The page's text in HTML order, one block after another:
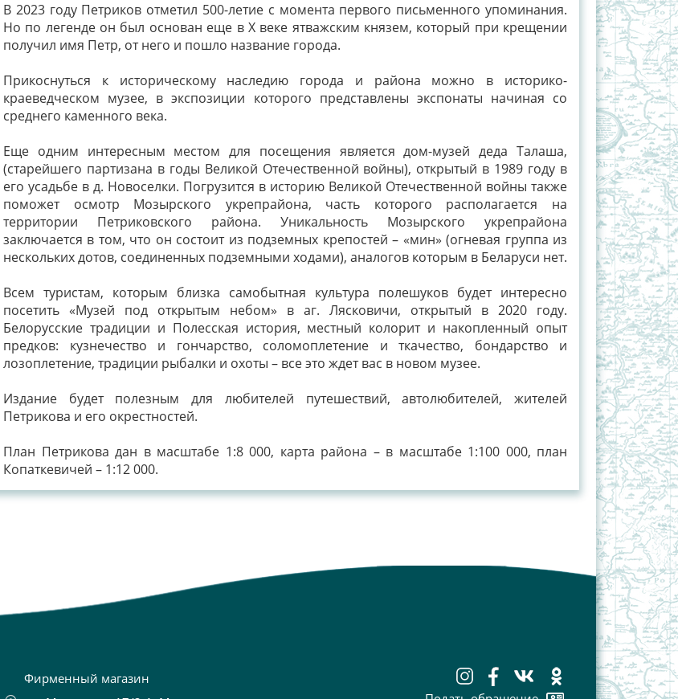
В 2023 году Петриков отметил 500-летие с момента первого письменного упоминания.
Но по легенде он был основан еще в X веке ятважским князем, который при крещении
получил имя Петр, от него и пошло название города.
Прикоснуться к историческому наследию города и района можно в историко-
краеведческом музее, в экспозиции которого представлены экспонаты начиная со
среднего каменного века.
Еще одним интересным местом для посещения является дом-музей деда Талаша,
(старейшего партизана в годы Великой Отечественной войны), открытый в 1989 году в
его усадьбе в д. Новоселки. Погрузится в историю Великой Отечественной войны также
поможет осмотр Мозырского укрепрайона, часть которого располагается на
территории Петриковского района. Уникальность Мозырского укрепрайона
заключается в том, что он состоит из подземных крепостей – «мин» (огневая группа из
нескольких дотов, соединенных подземными ходами), аналогов которым в Беларуси нет.
Всем туристам, которым близка самобытная культура полешуков будет интересно
посетить «Музей под открытым небом» в аг. Лясковичи, открытый в 2020 году.
Белорусские традиции и Полесская история, местный колорит и накопленный опыт
предков: кузнечество и гончарство, соломоплетение и ткачество, бондарство и
лозоплетение, традиции рыбалки и охоты – все это ждет вас в новом музее.
Издание будет полезным для любителей путешествий, автолюбителей, жителей
Петрикова и его окрестностей.
План Петрикова дан в масштабе 1:8 000, карта района – в масштабе 1:100 000, план
Копаткевичей – 1:12 000.
Фирменный магазин